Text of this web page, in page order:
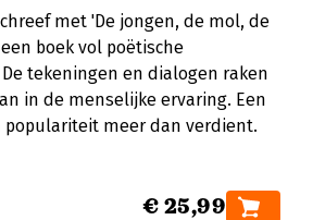
met 'De jongen, de mol, de
boek vol poëtische
tekeningen en dialogen raken
in de menselijke ervaring. Een
populariteit meer dan verdient.
€ 25,99